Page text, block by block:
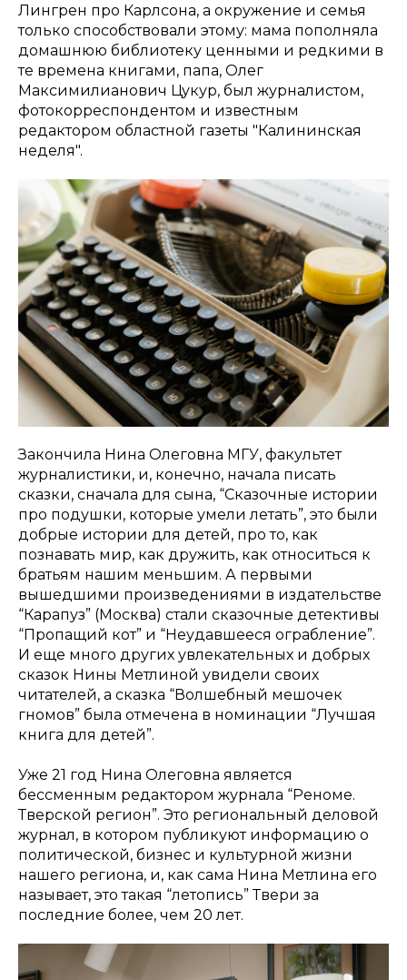
Лингрен про Карлсона, а окружение и семья
только способствовали этому: мама пополняла
домашнюю библиотеку ценными и редкими в
те времена книгами, папа, Олег
Максимилианович Цукур, был журналистом,
фотокорреспондентом и известным
редактором областной газеты "Калининская
неделя".
Закончила Нина Олеговна МГУ, факультет
журналистики, и, конечно, начала писать
сказки, сначала для сына, “Сказочные истории
про подушки, которые умели летать”, это были
добрые истории для детей, про то, как
познавать мир, как дружить, как относиться к
братьям нашим меньшим. А первыми
вышедшими произведениями в издательстве
“Карапуз” (Москва) стали сказочные детективы
“Пропащий кот” и “Неудавшееся ограбление”.
И еще много других увлекательных и добрых
сказок Нины Метлиной увидели своих
читателей, а сказка “Волшебный мешочек
гномов” была отмечена в номинации “Лучшая
книга для детей”.
Уже 21 год Нина Олеговна является
бессменным редактором журнала “Реноме.
Тверской регион”. Это региональный деловой
журнал, в котором публикуют информацию о
политической, бизнес и культурной жизни
нашего региона, и, как сама Нина Метлина его
называет, это такая “летопись” Твери за
последние более, чем 20 лет.